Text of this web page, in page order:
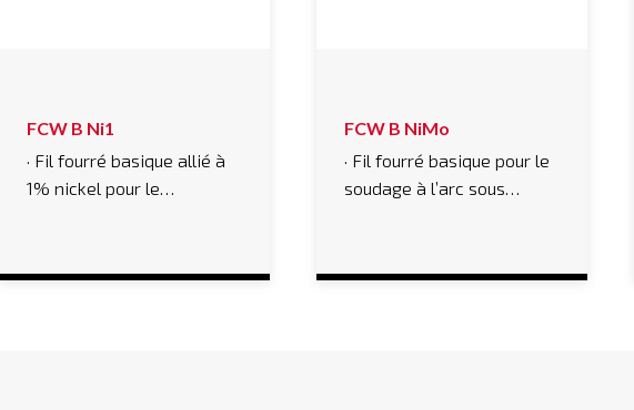
FCW B Ni1
· Fil fourré basique allié à
1% nickel pour le…
FCW B NiMo
· Fil fourré basique pour le
soudage à l’arc sous…